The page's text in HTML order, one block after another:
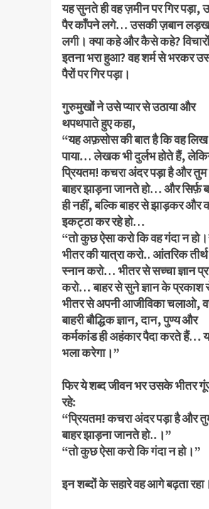
यह सुनते ही वह ज़मीन पर गिर
पैर काँपने लगे… उसकी ज़बान
लगी। क्या कहे और कैसे कहे?
इतना भरा हुआ? वह शर्म से भरकर
पैरों पर गिर पड़ा।
गुरुमुखों ने उसे प्यार से उठाया और
थपथपाते हुए कहा,
“यह अफ़सोस की बात है कि वह लिख
पाया… लेखक भी दुर्लभ होते हैं,
प्रियतम! कचरा अंदर पड़ा है और
बाहर झाड़ना जानते हो… और सिर्फ़
ही नहीं, बल्कि बाहर से झाड़कर और
इकट्ठा कर रहे हो…
“तो कुछ ऐसा करो कि वह गंदा न
भीतर की यात्रा करो.. आंतरिक
स्नान करो… भीतर से सच्चा ज्ञान
करो… बाहर से सुने ज्ञान के प्रकाश
भीतर से अपनी आजीविका चलाओ,
बाहरी बौद्धिक ज्ञान, दान, पुण्य और
कर्मकांड ही अहंकार पैदा करते हैं…
भला करेगा।”
फिर ये शब्द जीवन भर उसके भीतर
रहे:
“प्रियतम! कचरा अंदर पड़ा है और
बाहर झाड़ना जानते हो..।”
“तो कुछ ऐसा करो कि गंदा न हो।”
इन शब्दों के सहारे वह आगे बढ़ता